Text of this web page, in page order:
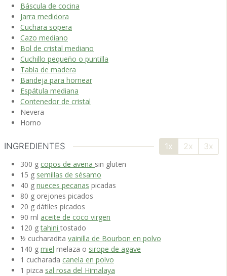
Báscula de cocina
Jarra medidora
Cuchara sopera
Cazo mediano
Bol de cristal mediano
Cuchillo pequeño o puntilla
Tabla de madera
Bandeja para hornear
Espátula mediana
Contenedor de cristal
Nevera
Horno
INGREDIENTES 1x 2x 3x
300 g copos de avena sin gluten
15 g semillas de sésamo
40 g nueces pecanas picadas
80 g orejones picados
20 g dátiles picados
90 ml aceite de coco virgen
120 g tahini tostado
½ cucharadita vainilla de Bourbon en polvo
140 g miel melaza o sirope de agave
1 cucharada canela en polvo
1 pizca sal rosa del Himalaya